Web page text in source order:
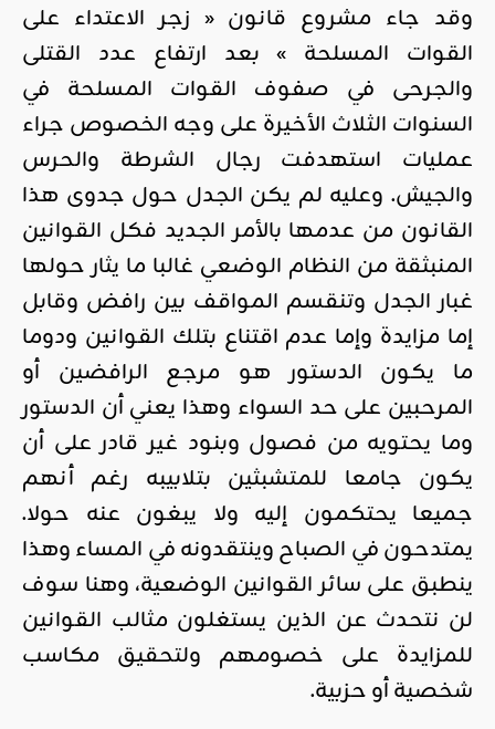
وقد جاء مشروع قانون « زجر الاعتداء على
القوات المسلحة » بعد ارتفاع عدد القتلى
والجرحى في صفوف القوات المسلحة في
السنوات الثلاث الأخيرة على وجه الخصوص جراء
عمليات استهدفت رجال الشرطة والحرس
والجيش. وعليه لم يكن الجدل حول جدوى هذا
القانون من عدمها بالأمر الجديد فكل القوانين
المنبثقة من النظام الوضعي غالبا ما يثار حولها
غبار الجدل وتنقسم المواقف بين رافض وقابل
إما مزايدة وإما عدم اقتناع بتلك القوانين ودوما
ما يكون الدستور هو مرجع الرافضين أو
المرحبين على حد السواء وهذا يعني أن الدستور
وما يحتويه من فصول وبنود غير قادر على أن
يكون جامعا للمتشبثين بتلابيبه رغم أنهم
جميعا يحتكمون إليه ولا يبغون عنه حولا.
يمتدحون في الصباح وينتقدونه في المساء وهذا
ينطبق على سائر القوانين الوضعية، وهنا سوف
لن نتحدث عن الذين يستغلون مثالب القوانين
للمزايدة على خصومهم ولتحقيق مكاسب
شخصية أو حزبية.